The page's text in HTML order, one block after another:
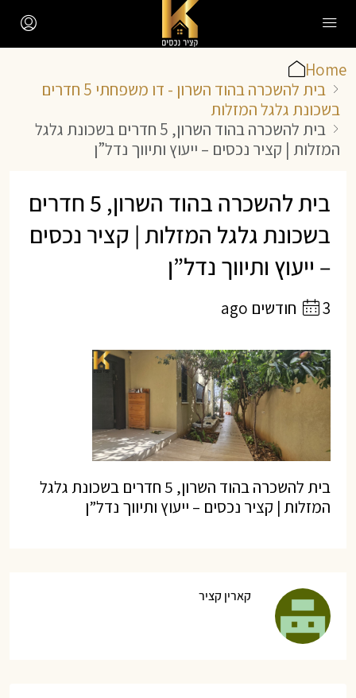
Home
בית להשכרה בהוד השרון - דו משפחתי 5 חדרים
בשכונת גלגל המזלות
בית להשכרה בהוד השרון, 5 חדרים בשכונת גלגל
המזלות | קציר נכסים – ייעוץ ותיווך נדל”ן
בית להשכרה בהוד השרון, 5 חדרים
בשכונת גלגל המזלות | קציר נכסים
– ייעוץ ותיווך נדל”ן
3 חודשים ago
בית להשכרה בהוד השרון, 5 חדרים בשכונת גלגל
המזלות | קציר נכסים – ייעוץ ותיווך נדל”ן
קארין קציר